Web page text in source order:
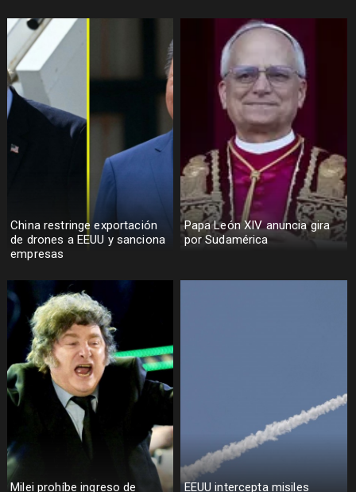
China restringe exportación
de drones a EEUU y sanciona
empresas
Papa León XIV anuncia gira
por Sudamérica
Milei prohíbe ingreso de
EEUU intercepta misiles